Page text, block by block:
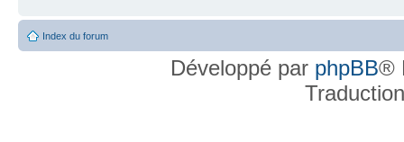
Index du forum
Développé par phpBB®